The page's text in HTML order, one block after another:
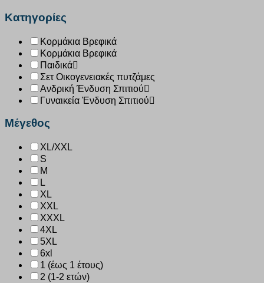
Κατηγορίες
Κορμάκια Βρεφικά
Κορμάκια Βρεφικά
Παιδικά
Σετ Οικογενειακές πυτζάμες
Ανδρική Ένδυση Σπιτιού
Γυναικεία Ένδυση Σπιτιού
Μέγεθος
XL/XXL
S
M
L
XL
XXL
XXXL
4XL
5XL
6xl
1 (έως 1 έτους)
2 (1-2 ετών)